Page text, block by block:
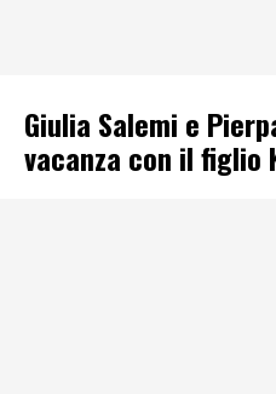
Giulia Salemi e
vacanza con il figlio